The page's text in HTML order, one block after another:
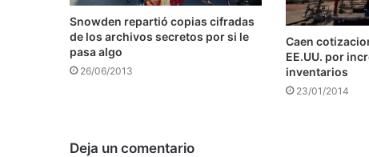
Snowden repartió copias cifradas
de los archivos secretos por si le
pasa algo
26/06/2013
Caen
EE.UU. por
inventarios
23/01/2014
Deja un comentario